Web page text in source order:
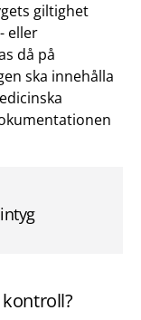
giltighet
eller
då på
ska innehålla